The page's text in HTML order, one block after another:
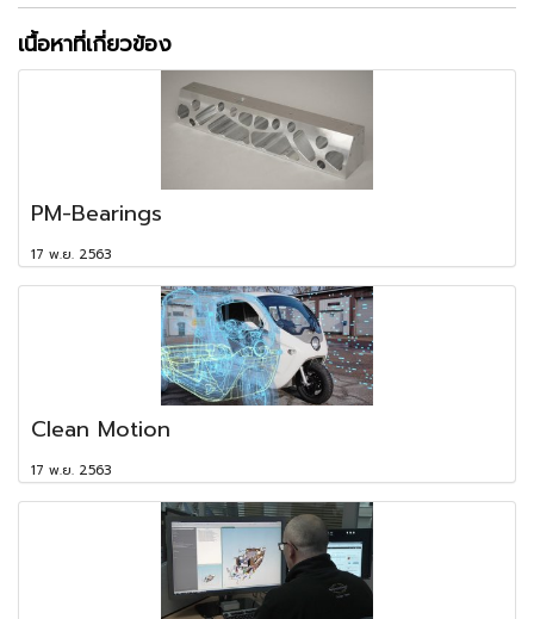
เนื้อหาที่เกี่ยวข้อง
PM-Bearings
17 พ.ย. 2563
Clean Motion
17 พ.ย. 2563